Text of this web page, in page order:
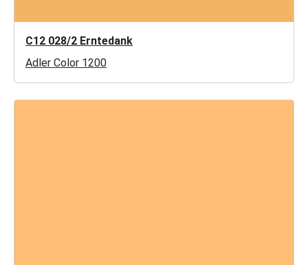
C12 028/2 Erntedank
Adler Color 1200